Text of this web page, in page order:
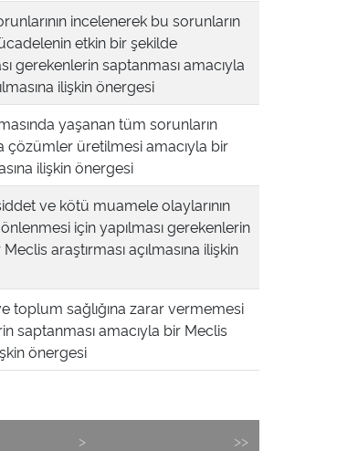
incelenerek bu sorunların
etkin bir şekilde
gerekenlerin saptanması amacıyla
ilişkin önergesi
yaşanan tüm sorunların
çözümler üretilmesi amacıyla bir
ilişkin önergesi
ve kötü muamele olaylarının
için yapılması gerekenlerin
araştırması açılmasına ilişkin
toplum sağlığına zarar vermemesi
saptanması amacıyla bir Meclis
önergesi
> >>